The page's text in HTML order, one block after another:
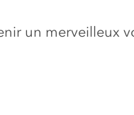
un merveilleux